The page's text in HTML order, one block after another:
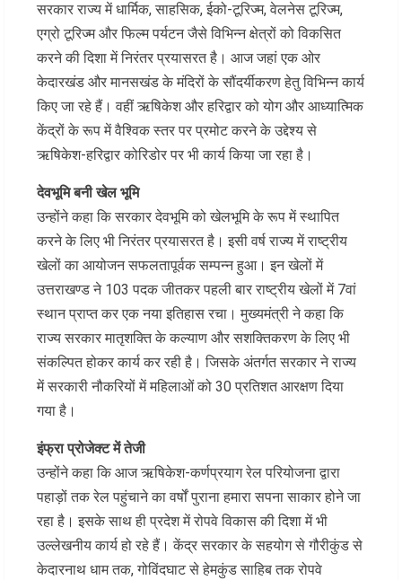
सरकार राज्य में धार्मिक, साहसिक, ईको-टूरिज्म, वेलनेस टूरिज्म,
एग्रो टूरिज्म और फिल्म पर्यटन जैसे विभिन्न क्षेत्रों को विकसित
करने की दिशा में निरंतर प्रयासरत है। आज जहां एक ओर
केदारखंड और मानसखंड के मंदिरों के सौंदर्यीकरण हेतु विभिन्न कार्य
किए जा रहे हैं। वहीं ऋषिकेश और हरिद्वार को योग और आध्यात्मिक
केंद्रों के रूप में वैश्विक स्तर पर प्रमोट करने के उद्देश्य से
ऋषिकेश-हरिद्वार कोरिडोर पर भी कार्य किया जा रहा है।
देवभूमि बनी खेल भूमि
उन्होंने कहा कि सरकार देवभूमि को खेलभूमि के रूप में स्थापित
करने के लिए भी निरंतर प्रयासरत है। इसी वर्ष राज्य में राष्ट्रीय
खेलों का आयोजन सफलतापूर्वक सम्पन्न हुआ। इन खेलों में
उत्तराखण्ड ने 103 पदक जीतकर पहली बार राष्ट्रीय खेलों में 7वां
स्थान प्राप्त कर एक नया इतिहास रचा। मुख्यमंत्री ने कहा कि
राज्य सरकार मातृशक्ति के कल्याण और सशक्तिकरण के लिए भी
संकल्पित होकर कार्य कर रही है। जिसके अंतर्गत सरकार ने राज्य
में सरकारी नौकरियों में महिलाओं को 30 प्रतिशत आरक्षण दिया
गया है।
इंफ्रा प्रोजेक्ट में तेजी
उन्होंने कहा कि आज ऋषिकेश-कर्णप्रयाग रेल परियोजना द्वारा
पहाड़ों तक रेल पहुंचाने का वर्षों पुराना हमारा सपना साकार होने जा
रहा है। इसके साथ ही प्रदेश में रोपवे विकास की दिशा में भी
उल्लेखनीय कार्य हो रहे हैं। केंद्र सरकार के सहयोग से गौरीकुंड से
केदारनाथ धाम तक, गोविंदघाट से हेमकुंड साहिब तक रोपवे